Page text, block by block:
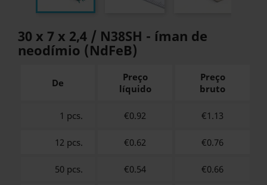
30 x 7 x 2,4 / N38SH - íman de
neodímio (NdFeB)
De
Preço
líquido
Preço
bruto
1 pcs. €0.92 €1.13
12 pcs. €0.62 €0.76
50 pcs. €0.54 €0.66